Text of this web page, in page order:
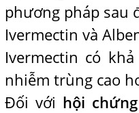
phương pháp sau
Ivermectin và
Ivermectin có
nhiễm trùng cao
Đối với hội